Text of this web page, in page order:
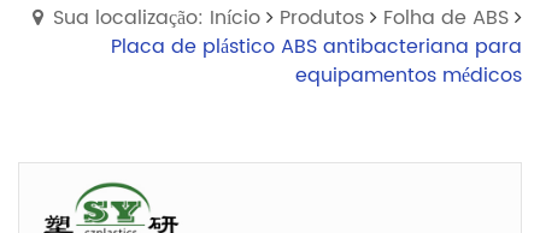
Sua localização: Início Produtos
Folha de ABS
Placa de plástico ABS antibacteriana para
equipamentos médicos